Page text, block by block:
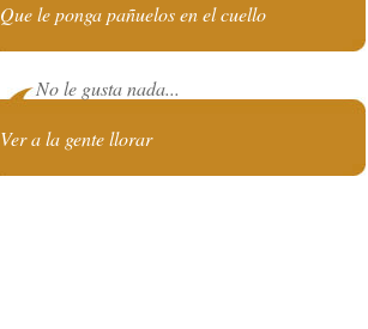
Que le ponga pañuelos en el cuello
No le gusta nada...
Ver a la gente llorar